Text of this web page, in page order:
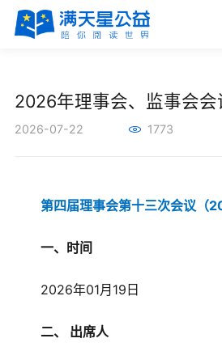
首页
关于满天星
新闻资讯
公益项目
2026年理事会、监事会会
2026-07-22 1773
第四届理事会第十三次会议（
一、时间
2026年01月19日
二、 出席人